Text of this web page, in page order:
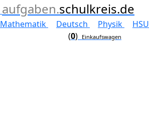
aufgaben.schulkreis.de
Mathematik Deutsch Physik HSU
(0) Einkaufswagen